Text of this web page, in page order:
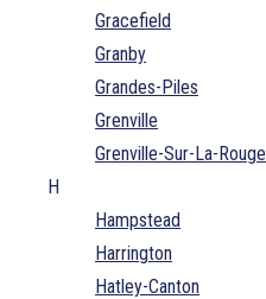
Gracefield
Granby
Grandes-Piles
Grenville
Grenville-Sur-La-Rouge
H
Hampstead
Harrington
Hatley-Canton